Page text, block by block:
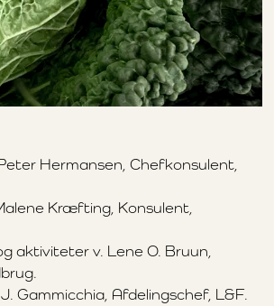
Hermansen, Chefkonsulent,
Kræfting, Konsulent,
aktiviteter v. Lene O. Bruun,
Gammicchia, Afdelingschef, L&F.